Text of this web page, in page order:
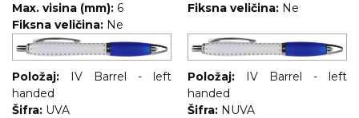
Max. visina (mm): 6
Fiksna veličina: Ne
Fiksna veličina: Ne
Položaj:
IV Barrel - left
handed
Šifra: UVA
Položaj:
IV Barrel - left
handed
Šifra: NUVA